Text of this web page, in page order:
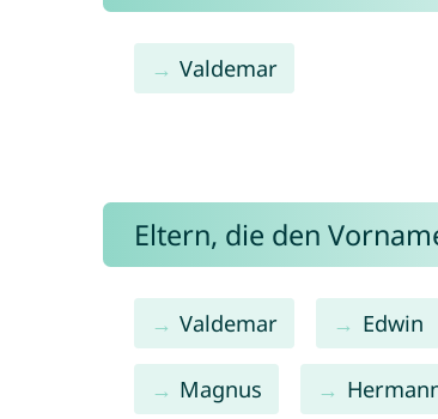
Valdemar
Eltern, die den
Valdemar Edwin
Magnus